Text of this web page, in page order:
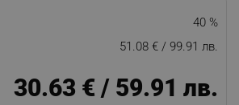
40 %
51.08 € / 99.91 лв.
30.63 € / 59.91 лв.